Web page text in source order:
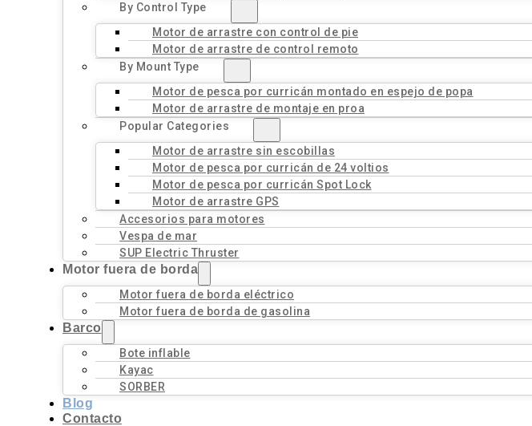
By Control Type
Motor de arrastre con control de pie
Motor de arrastre de control remoto
By Mount Type
Motor de pesca por curricán montado en espejo de popa
Motor de arrastre de montaje en proa
Popular Categories
Motor de arrastre sin escobillas
Motor de pesca por curricán de 24 voltios
Motor de pesca por curricán Spot Lock
Motor de arrastre GPS
Accesorios para motores
Vespa de mar
SUP Electric Thruster
Motor fuera de borda
Motor fuera de borda eléctrico
Motor fuera de borda de gasolina
Barco
Bote inflable
Kayac
SORBER
Blog
Contacto